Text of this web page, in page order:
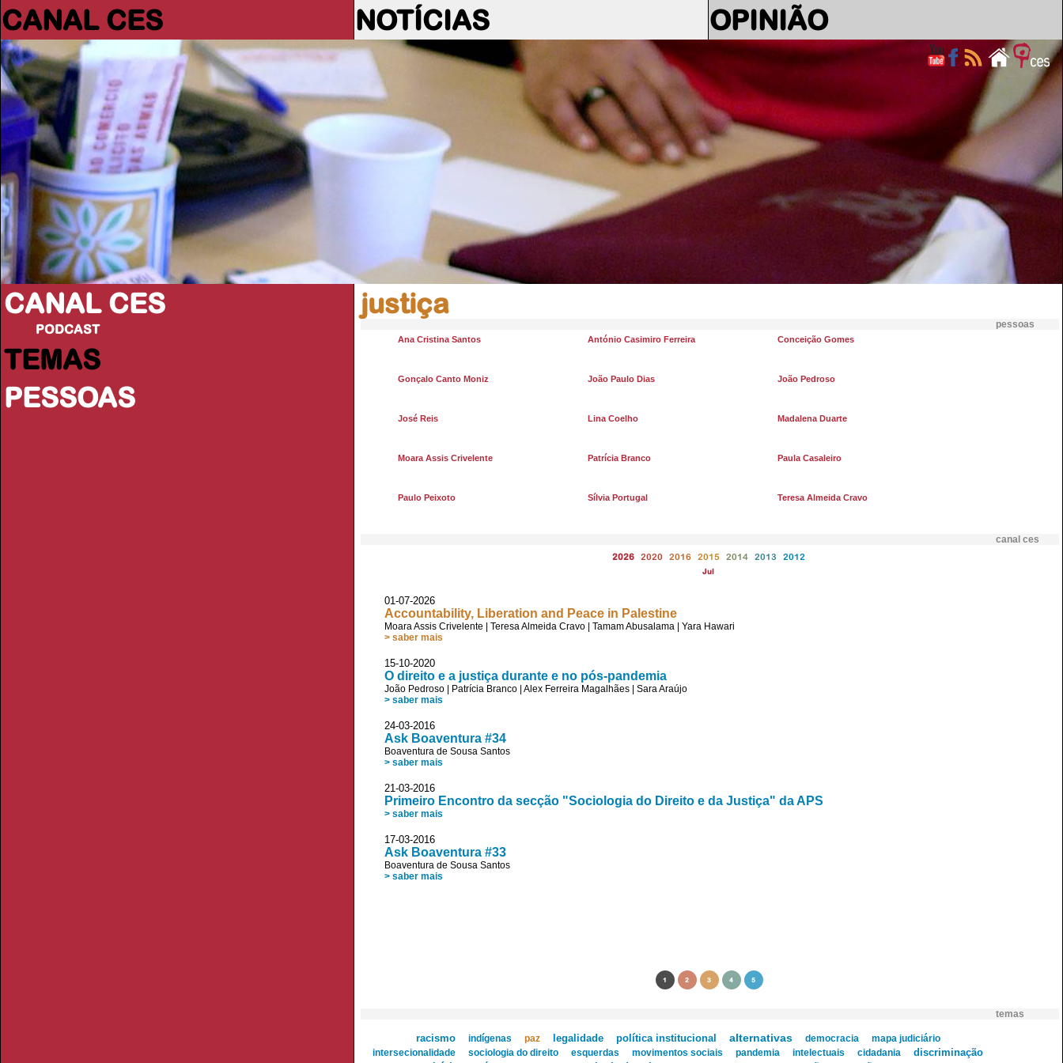
CANAL CES NOTÍCIAS OPINIÃO
CANAL CES
PODCAST
TEMAS
PESSOAS
justiça
pessoas
Ana Cristina Santos António Casimiro Ferreira Conceição Gomes
Gonçalo Canto Moniz João Paulo Dias João Pedroso
José Reis Lina Coelho Madalena Duarte
Moara Assis Crivelente Patrícia Branco Paula Casaleiro
Paulo Peixoto Sílvia Portugal Teresa Almeida Cravo
canal ces
2026 2020 2016 2015 2014 2013 2012
Jul
01-07-2026
Accountability, Liberation and Peace in Palestine
Moara Assis Crivelente Teresa Almeida Cravo Tamam Abusalama
Yara Hawari
> saber mais
15-10-2020
O direito e a justiça durante e no pós-pandemia
João Pedroso Patrícia Branco Alex Ferreira Magalhães
Sara Araújo
> saber mais
24-03-2016
Ask Boaventura #34
Boaventura de Sousa Santos
> saber mais
21-03-2016
Primeiro Encontro da secção "Sociologia do Direito e da Justiça" da APS
> saber mais
17-03-2016
Ask Boaventura #33
Boaventura de Sousa Santos
> saber mais
1 2 3 4 5
temas
racismo indígenas paz legalidade política institucional alternativas democracia
mapa judiciário
intersecionalidade
sociologia do direito esquerdas movimentos sociais pandemia intelectuais cidadania discriminação